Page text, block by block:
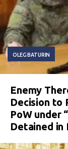
OLEG BATURIN
Enemy
Decision to
PoW under
Detained in